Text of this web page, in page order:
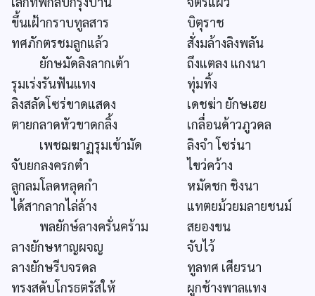
ขึ้นเฝ้ากราบทูลสาร
บิตุราช
ทศภักตรชมลูกแล้ว
สั่งมล้างลิงพลัน
ยักษมัดลิงลากเต้า
ถึงแตลง แกงนา
รุมเร่งรันฟันแทง
ทุ่มทิ้ง
ลิงสลัดโซร่ขาดแสดง
เดชฆ่า ยักษเฮย
ตายกลาดหัวขาดกลิ้ง
เกลื่อนด้าวภูวดล
เพชฌฆาฏรุมเข้ามัด
ลิงจำ โซร่นา
จับยกลงครกตำ
ไขว่คว้าง
ลูกลมโลดหลุดกำ
หมัดชก ชิงนา
ได้สากลากไล่ล้าง
แทตยม้วยมลายชนม์
พลยักษ์ลางครั่นคร้าม
สยองขน
ลางยักษหาญผจญ
จับไว้
ลางยักษรีบจรดล
ทูลทศ เศียรนา
ทรงสดับโกรธตรัสให้
ผูกช้างพาลแทง